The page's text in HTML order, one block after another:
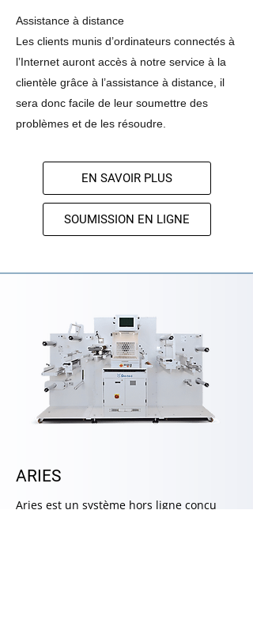
Assistance à distance
Les clients munis d’ordinateurs connectés à
l’Internet auront accès à notre service à la
clientèle grâce à l’assistance à distance, il
sera donc facile de leur soumettre des
problèmes et de les résoudre.
EN SAVOIR PLUS
SOUMISSION EN LIGNE
ARIES
Aries est un système hors ligne conçu